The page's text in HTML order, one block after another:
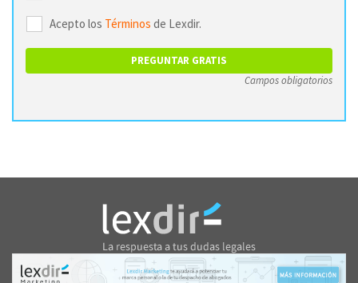
Acepto los Términos de Lexdir.
Campos obligatorios